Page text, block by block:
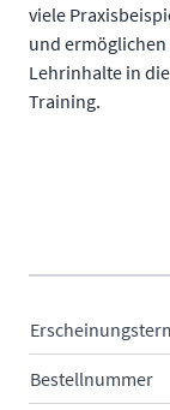
viele
und
Lehrinhalte in
Training.
Bestellnummer